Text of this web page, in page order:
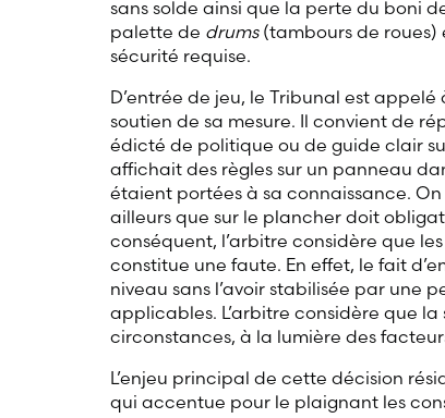
sans solde ainsi que la perte du boni
palette de drums(tambours de roues)
sécurité requise.
D’entrée de jeu, le Tribunal est
soutien de sa mesure. Il convient de
édicté de politique ou de guide clair
affichait des règles sur un panneau
étaient portées à sa connaissance.
ailleurs que sur le plancher doit
conséquent, l’arbitre considère que
constitue une faute. En effet, le fait
niveau sans l’avoir stabilisée par une
applicables. L’arbitre considère que
circonstances, à la lumière des
L’enjeu principal de cette décision
qui accentue pour le plaignant les